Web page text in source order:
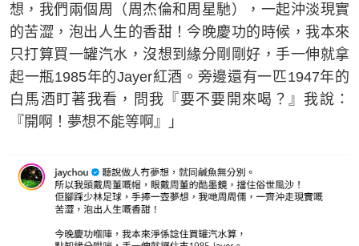
想，我們兩個周（周杰倫和周星馳），一起沖淡現實
的苦澀，泡出人生的香甜！今晚慶功的時候，我本來
只打算買一罐汽水，沒想到緣分剛剛好，手一伸就拿
起一瓶1985年的Jayer紅酒。旁邊還有一匹1947年的
白馬酒盯著我看，問我『要不要開來喝？』我說：
『開啊！夢想不能等啊』」